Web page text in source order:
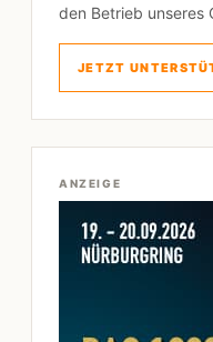
den Betrieb unseres
JETZT
ANZEIGE